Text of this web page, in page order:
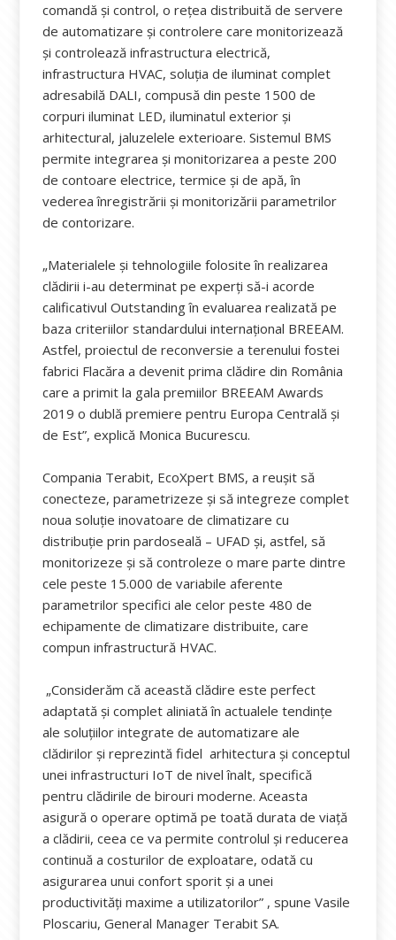
comandă și control, o rețea distribuită de servere
de automatizare și controlere care monitorizează
și controlează infrastructura electrică,
infrastructura HVAC, soluția de iluminat complet
adresabilă DALI, compusă din peste 1500 de
corpuri iluminat LED, iluminatul exterior și
arhitectural, jaluzelele exterioare. Sistemul BMS
permite integrarea și monitorizarea a peste 200
de contoare electrice, termice și de apă, în
vederea înregistrării și monitorizării parametrilor
de contorizare.
„Materialele și tehnologiile folosite în realizarea
clădirii i-au determinat pe experți să-i acorde
calificativul Outstanding în evaluarea realizată pe
baza criteriilor standardului internațional BREEAM.
Astfel, proiectul de reconversie a terenului fostei
fabrici Flacăra a devenit prima clădire din România
care a primit la gala premiilor BREEAM Awards
2019 o dublă premiere pentru Europa Centrală și
de Est”, explică Monica Bucurescu.
Compania Terabit, EcoXpert BMS, a reușit să
conecteze, parametrizeze și să integreze complet
noua soluție inovatoare de climatizare cu
distribuție prin pardoseală – UFAD și, astfel, să
monitorizeze și să controleze o mare parte dintre
cele peste 15.000 de variabile aferente
parametrilor specifici ale celor peste 480 de
echipamente de climatizare distribuite, care
compun infrastructură HVAC.
„Considerăm că această clădire este perfect
adaptată și complet aliniată în actualele tendințe
ale soluțiilor integrate de automatizare ale
clădirilor și reprezintă fidel arhitectura și conceptul
unei infrastructuri IoT de nivel înalt, specifică
pentru clădirile de birouri moderne. Aceasta
asigură o operare optimă pe toată durata de viață
a clădirii, ceea ce va permite controlul și reducerea
continuă a costurilor de exploatare, odată cu
asigurarea unui confort sporit și a unei
productivități maxime a utilizatorilor” , spune Vasile
Ploscariu, General Manager Terabit SA.